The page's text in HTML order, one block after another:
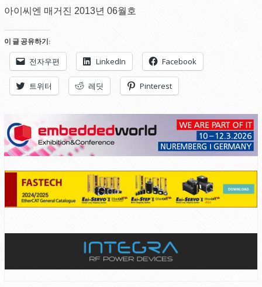
아이씨엔 매거진 2013년 06월호
이 글 공유하기:
전자우편 LinkedIn Facebook
트위터 레딧 Pinterest